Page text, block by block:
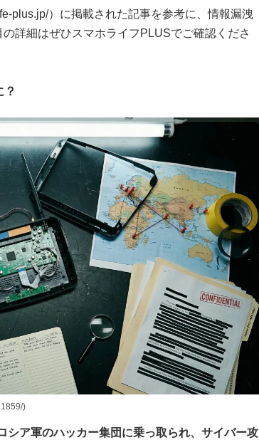
plus.jp/）に掲載された記事を参考に、情報漏洩
詳細はぜひスマホライフPLUSでご確認くださ
)
シア軍のハッカー集団に乗っ取られ、サイバー攻